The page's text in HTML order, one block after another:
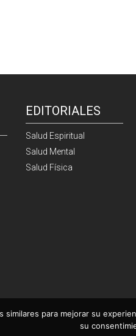
EDITORIALES
Salud Espiritual
Salud Mental
Salud Física
similares para mejorar su
su